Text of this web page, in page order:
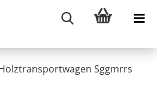
Sggmrrs